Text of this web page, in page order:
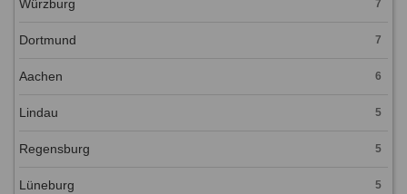
Würzburg 7
Dortmund 7
Aachen 6
Lindau 5
Regensburg 5
Lüneburg 5